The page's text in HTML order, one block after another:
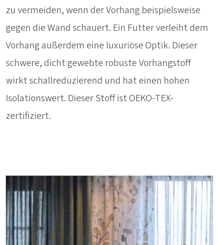
zu vermeiden, wenn der Vorhang beispielsweise
gegen die Wand schauert. Ein Futter verleiht dem
Vorhang außerdem eine luxuriöse Optik. Dieser
schwere, dicht gewebte robuste Vorhangstoff
wirkt schallreduzierend und hat einen hohen
Isolationswert. Dieser Stoff ist OEKO-TEX-
zertifiziert.